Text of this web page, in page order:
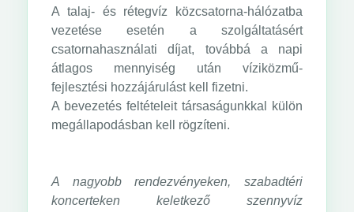
A talaj- és rétegvíz közcsatorna-hálózatba
vezetése esetén a szolgáltatásért
csatornahasználati díjat, továbbá a napi
átlagos mennyiség után víziközmű-
fejlesztési hozzájárulást kell fizetni.
A bevezetés feltételeit társaságunkkal külön
megállapodásban kell rögzíteni.
A nagyobb rendezvényeken, szabadtéri
koncerteken keletkező szennyvíz